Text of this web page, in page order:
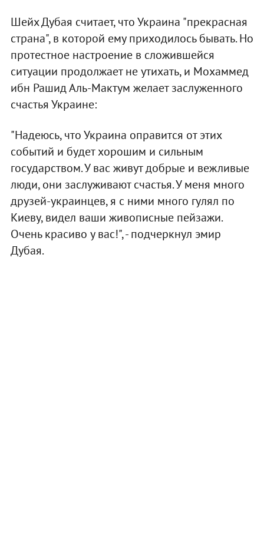
Шейх Дубая считает, что Украина "прекрасная
страна", в которой ему приходилось бывать. Но
протестное настроение в сложившейся
ситуации продолжает не утихать, и Мохаммед
ибн Рашид Аль-Мактум желает заслуженного
счастья Украине:
"Надеюсь, что Украина оправится от этих
событий и будет хорошим и сильным
государством. У вас живут добрые и вежливые
люди, они заслуживают счастья. У меня много
друзей-украинцев, я с ними много гулял по
Киеву, видел ваши живописные пейзажи.
Очень красиво у вас!", - подчеркнул эмир
Дубая.